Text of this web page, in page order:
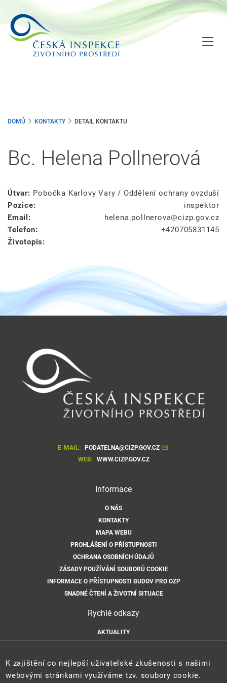
hlavnímu
obsahu
DOMŮ KONTAKTY DETAIL KONTAKTU
Bc. Helena Pollnerová
Útvar: Pobočka Karlovy Vary / Oddělení ochrany ovzduší
Pozice:
inspektor
Email:
helena.pollnerova
cizp.gov.cz
Telefon:
+420705831145
Životopis:
E-MAIL: PODATELNA@CIZP.GOV.CZ
WEB: WWW.CIZP.GOV.CZ
Informace
O NÁS
KONTAKTY
MAPA WEBU
PROHLÁŠENÍ O PŘÍSTUPNOSTI
OCHRANA OSOBNÍCH ÚDAJŮ
ZÁSADY POUŽÍVÁNÍ SOUBORŮ COOKIE
INFORMACE O PŘÍSTUPNOSTI BUDOV PRO OZP
SNADNÉ ČTENÍ A ŽIVOTNÍ SITUACE
Rychlé odkazy
AKTUALITY
K zajištění co nejlepší uživatelské zkušenosti s našimi
webovými stránkami využíváme tzv. soubory cookie.